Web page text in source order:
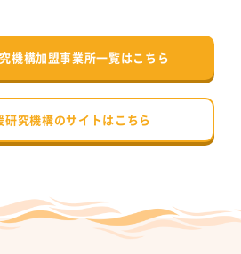
機構加盟事業所一覧はこちら
研究機構のサイトはこちら